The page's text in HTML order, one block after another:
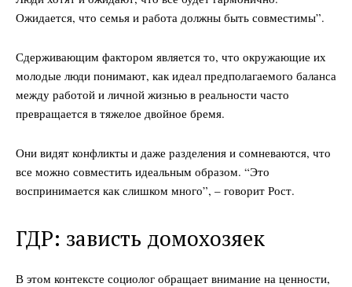
Ожидается, что семья и работа должны быть совместимы”.
Сдерживающим фактором является то, что окружающие их
молодые люди понимают, как идеал предполагаемого баланса
между работой и личной жизнью в реальности часто
превращается в тяжелое двойное бремя.
Они видят конфликты и даже разделения и сомневаются, что
все можно совместить идеальным образом. “Это
воспринимается как слишком много”, – говорит Рост.
ГДР: зависть домохозяек
В этом контексте социолог обращает внимание на ценности,